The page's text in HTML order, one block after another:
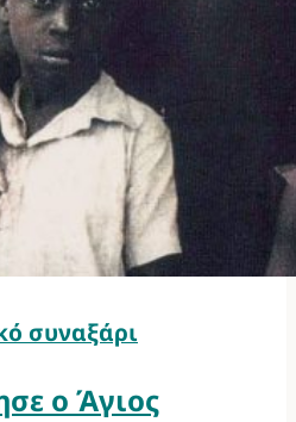
συναξάρι
ο Άγιος